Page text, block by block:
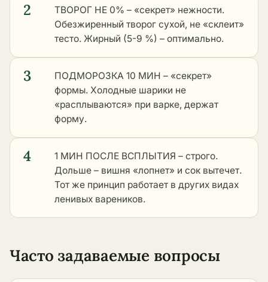
2
ТВОРОГ НЕ 0% – «секрет» нежности.
Обезжиренный творог сухой, не «склеит»
тесто. Жирный (5-9 %) – оптимально.
3
ПОДМОРОЗКА 10 МИН – «секрет»
формы. Холодные шарики не
«расплываются» при варке, держат
форму.
4
1 МИН ПОСЛЕ ВСПЛЫТИЯ – строго.
Дольше – вишня «лопнет» и сок вытечет.
Тот же принцип работает в других видах
ленивых вареников.
Часто задаваемые вопросы